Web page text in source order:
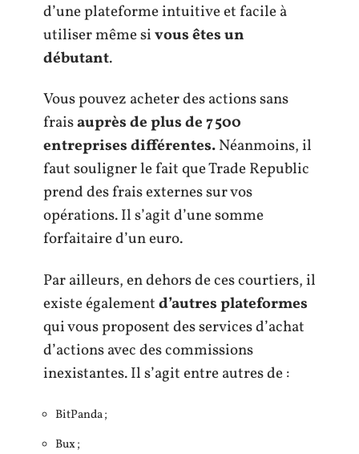
d’une plateforme intuitive et facile à
utiliser même sivous êtes un
débutant.
Vous pouvez acheter des actions sans
fraisauprès de plus de 7 500
entreprises différentes.Néanmoins, il
faut souligner le fait que Trade Republic
prend des frais externes sur vos
opérations. Il s’agit d’une somme
forfaitaire d’un euro.
Par ailleurs, en dehors de ces courtiers, il
existe égalementd’autres plateformes
qui vous proposent des services d’achat
d’actions avec des commissions
inexistantes. Il s’agit entre autres de :
BitPanda ;
Bux ;